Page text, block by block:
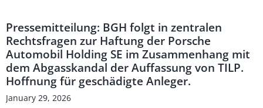
Pressemitteilung: BGH folgt in zentralen
Rechtsfragen zur Haftung der Porsche
Automobil Holding SE im Zusammenhang mit
dem Abgasskandal der Auffassung von TILP.
Hoffnung für geschädigte Anleger.
January 29, 2026